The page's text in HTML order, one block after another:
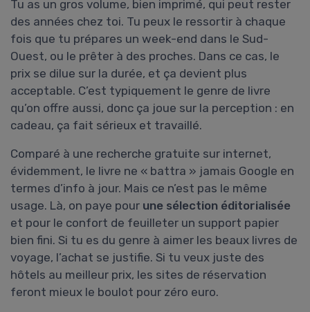
Tu as un gros volume, bien imprimé, qui peut rester
des années chez toi. Tu peux le ressortir à chaque
fois que tu prépares un week-end dans le Sud-
Ouest, ou le prêter à des proches. Dans ce cas, le
prix se dilue sur la durée, et ça devient plus
acceptable. C’est typiquement le genre de livre
qu’on offre aussi, donc ça joue sur la perception : en
cadeau, ça fait sérieux et travaillé.
Comparé à une recherche gratuite sur internet,
évidemment, le livre ne « battra » jamais Google en
termes d’info à jour. Mais ce n’est pas le même
usage. Là, on paye pour une sélection éditorialisée
et pour le confort de feuilleter un support papier
bien fini. Si tu es du genre à aimer les beaux livres de
voyage, l’achat se justifie. Si tu veux juste des
hôtels au meilleur prix, les sites de réservation
feront mieux le boulot pour zéro euro.